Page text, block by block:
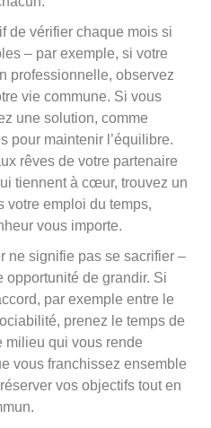
de vérifier chaque mois si
– par exemple, si votre
professionnelle, observez
vie commune. Si vous
une solution, comme
pour maintenir l’équilibre.
rêves de votre partenaire
tiennent à cœur, trouvez un
votre emploi du temps,
vous importe.
ne signifie pas se sacrifier –
opportunité de grandir. Si
par exemple entre le
prenez le temps de
milieu qui vous rende
vous franchissez ensemble
vos objectifs tout en